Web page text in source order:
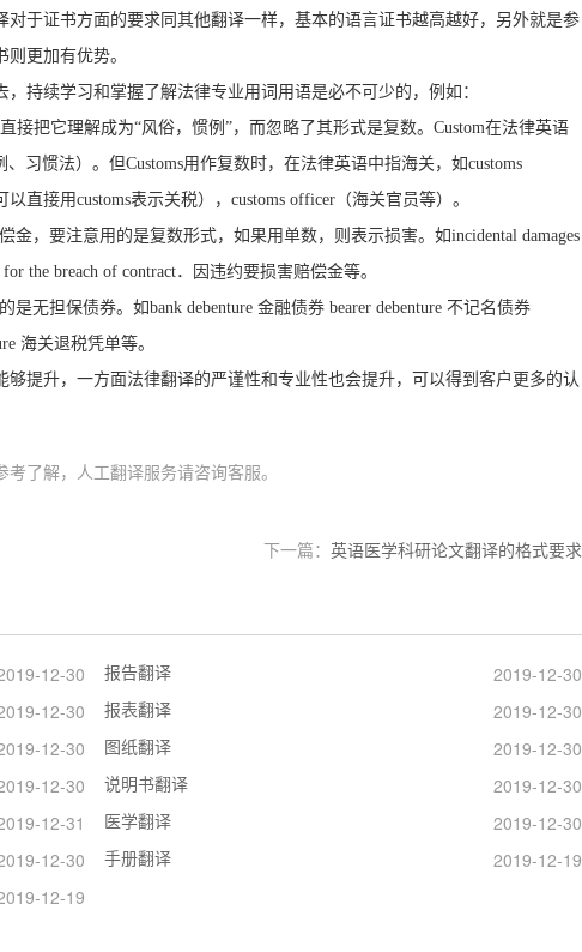
于证书方面的要求同其他翻译一样，基本的语言证书越高越好，另外就是参
更加有优势。
，持续学习和掌握了解法律专业用词用语是必不可少的，例如：
接把它理解成为“风俗，惯例”，而忽略了其形式是复数。 Custom在法律英语
、习惯法）。但Customs用作复数时，在法律英语中指海关，如customs
以直接用customs表示关税）， customs officer（海关官员等）。
金，要注意用的是复数形式，如果用单数，则表示损害。如incidental damages
for the breach of contract．因违约要损害赔偿金等。
是无担保债券。如bank debenture 金融债券bearer debenture 不记名债券
海关退税凭单等。
提升，一方面法律翻译的严谨性和专业性也会提升，可以得到客户更多的认
了解，人工翻译服务请咨询客服。
下一篇： 英语医学科研论文翻译的格式要求
12-30 报告翻译
2019-12-30
12-30 报表翻译
2019-12-30
12-30 图纸翻译
2019-12-30
12-30 说明书翻译
2019-12-30
12-31 医学翻译
2019-12-30
12-30 手册翻译
2019-12-19
12-19